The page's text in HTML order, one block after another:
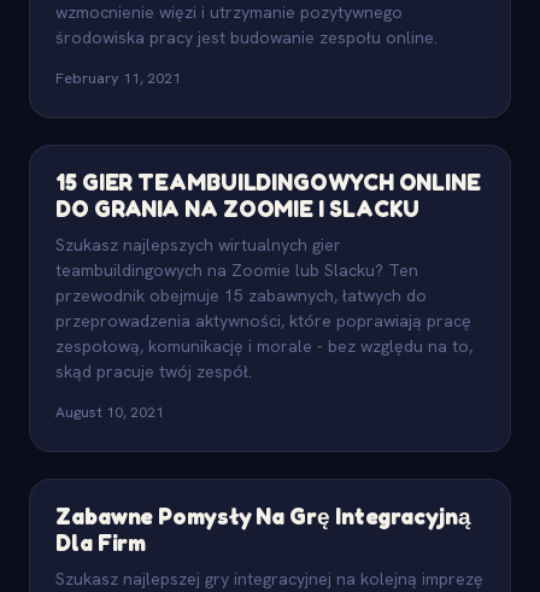
wzmocnienie więzi i utrzymanie pozytywnego
środowiska pracy jest budowanie zespołu online.
February 11, 2021
15 GIER TEAMBUILDINGOWYCH ONLINE
DO GRANIA NA ZOOMIE I SLACKU
Szukasz najlepszych wirtualnych gier
teambuildingowych na Zoomie lub Slacku? Ten
przewodnik obejmuje 15 zabawnych, łatwych do
przeprowadzenia aktywności, które poprawiają pracę
zespołową, komunikację i morale - bez względu na to,
skąd pracuje twój zespół.
August 10, 2021
Zabawne Pomysły Na Grę Integracyjną
Dla Firm
Szukasz najlepszej gry integracyjnej na kolejną imprezę